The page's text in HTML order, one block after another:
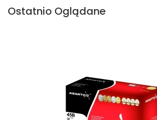
Ostatnio Oglądane